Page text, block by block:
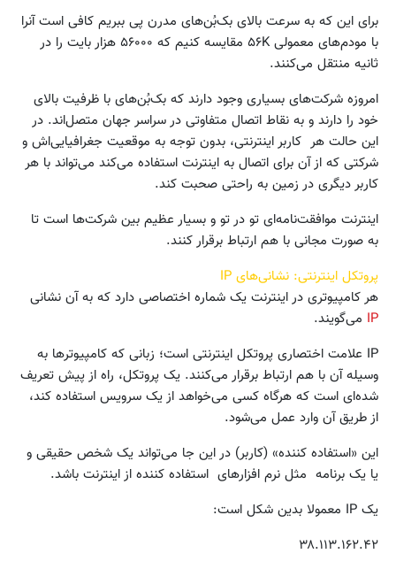
برای این که به سرعت بالای بک‌بُن‌های مدرن پی ببریم کافی است آنرا
با مودم‌های معمولی ۵۶K مقایسه کنیم که ۵۶۰۰۰ هزار بایت را در
ثانیه منتقل می‌کنند.
امروزه شرکت‌های بسیاری وجود دارند که بک‌بُن‌های با ظرفیت بالای
خود را دارند و به نقاط اتصال متفاوتی در سراسر جهان متصل‌اند. در
این حالت هر کاربر اینترنتی، بدون توجه به موقعیت جغرافیایی‌اش و
شرکتی که از آن برای اتصال به اینترنت استفاده می‌کند می‌تواند با هر
کاربر دیگری در زمین به راحتی صحبت کند.
اینترنت موافقت‌نامه‌ای تو در تو و بسیار عظیم بین شرکت‌ها است تا
به صورت مجانی با هم ارتباط برقرار کنند.
پروتکل اینترنتی: نشانی‌های IP
هر کامپیوتری در اینترنت یک شماره اختصاصی دارد که به آن نشانی
IP می‌گویند.
IP علامت اختصاری پروتکل اینترنتی ‌است؛ زبانی که کامپیوترها به
‌وسیله آن با هم ارتباط برقرار می‌کنند. یک پروتکل، راه از پیش تعریف
شده‌ای است که هرگاه کسی می‌خواهد از یک سرویس استفاده کند،
از طریق آن وارد عمل می‌شود.
این «استفاده کننده» (کاربر) در این جا می‌تواند یک شخص حقیقی‌ و
یا یک برنامه مثل نرم افزارهای استفاده کننده از اینترنت باشد.
یک IP معمولا بدین شکل است:
۳۸.۱۱۳.۱۶۲.۴۲